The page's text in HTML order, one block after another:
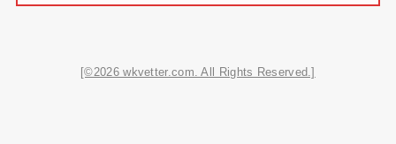
[©2026 wkvetter.com. All Rights Reserved.]